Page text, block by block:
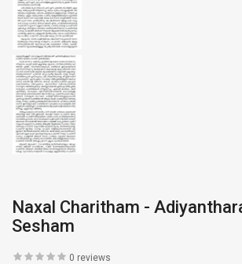
Naxal Charitham -
Sesham
0 reviews